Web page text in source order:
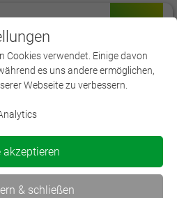
der…
zukunftsweisende… >
Cookies verwendet. Einige davon
es uns andere ermöglichen,
Webseite zu verbessern.
akzeptieren
& schließen